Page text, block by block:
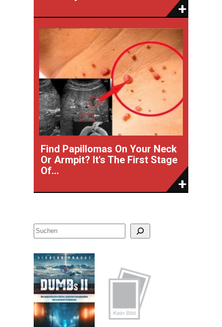
Find Papillomas On Your Neck
Or Armpit? It's The First Stage
Of...
S
u
c
h
e
n